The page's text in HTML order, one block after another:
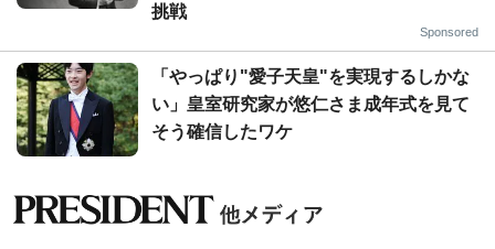
挑戦
Sponsored
「やっぱり"愛子天皇"を実現するしかな
い」皇室研究家が悠仁さま成年式を見て
そう確信したワケ